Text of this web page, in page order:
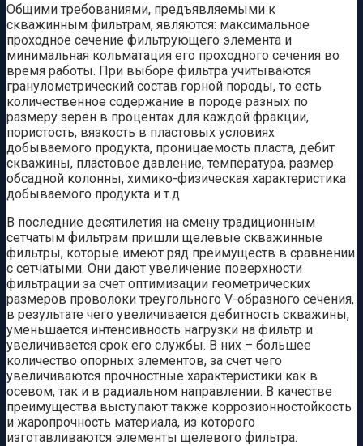
Общими требованиями, предъявляемыми к
скважинным фильтрам, являются: максимальное
проходное сечение фильтрующего элемента и
минимальная кольматация его проходного сечения во
время работы. При выборе фильтра учитываются
гранулометрический состав горной породы, то есть
количественное содержание в породе разных по
размеру зерен в процентах для каждой фракции,
пористость, вязкость в пластовых условиях
добываемого продукта, проницаемость пласта, дебит
скважины, пластовое давление, температура, размер
обсадной колонны, химико-физическая характеристика
добываемого продукта и т.д.
В последние десятилетия на смену традиционным
сетчатым фильтрам пришли щелевые скважинные
фильтры, которые имеют ряд преимуществ в сравнении
с сетчатыми. Они дают увеличение поверхности
фильтрации за счет оптимизации геометрических
размеров проволоки треугольного V-образного сечения,
в результате чего увеличивается дебитность скважины,
уменьшается интенсивность нагрузки на фильтр и
увеличивается срок его службы. В них – большее
количество опорных элементов, за счет чего
увеличиваются прочностные характеристики как в
осевом, так и в радиальном направлении. В качестве
преимущества выступают также коррозионностойкость
и жаропрочность материала, из которого
изготавливаются элементы щелевого фильтра.